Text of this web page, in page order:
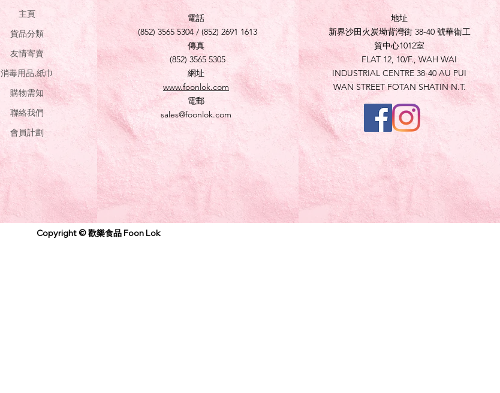
主頁
貨品分類
友情寄賣
消毒用品,紙巾
購物需知
聯絡我們
會員計劃
電話
(852) 3565 5304 / (852) 2691 1613
傳真
(852) 3565 5305
網址
www.foonlok.com
電郵
sales@foonlok.com
地址
新界沙田火炭坳背灣街 38-40 號華衛工
貿中心1012室
FLAT 12, 10/F., WAH WAI
INDUSTRIAL CENTRE 38-40 AU PUI
WAN STREET FOTAN SHATIN N.T.
Copyright © 歡樂食品 Foon Lok